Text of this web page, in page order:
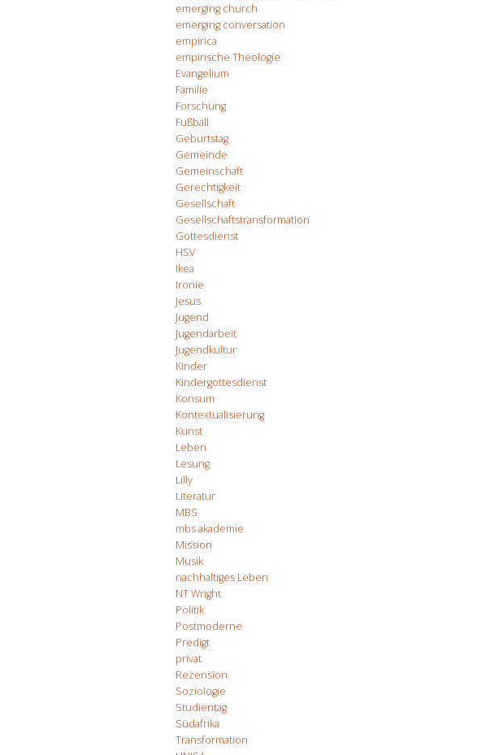
emerging church
emerging conversation
empirica
empirische Theologie
Evangelium
Familie
Forschung
Fußball
Geburtstag
Gemeinde
Gemeinschaft
Gerechtigkeit
Gesellschaft
Gesellschaftstransformation
Gottesdienst
HSV
Ikea
Ironie
Jesus
Jugend
Jugendarbeit
Jugendkultur
Kinder
Kindergottesdienst
Konsum
Kontextualisierung
Kunst
Leben
Lesung
Lilly
Literatur
MBS
mbs akademie
Mission
Musik
nachhaltiges Leben
NT Wright
Politik
Postmoderne
Predigt
privat
Rezension
Soziologie
Studientag
Südafrika
Transformation